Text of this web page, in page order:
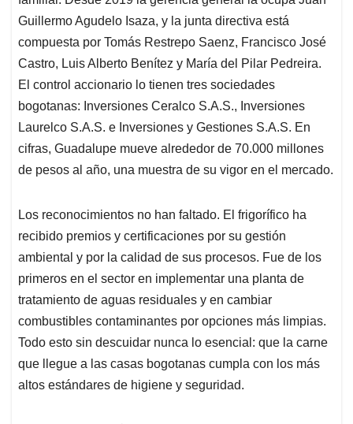
Guillermo Agudelo Isaza, y la junta directiva está
compuesta por Tomás Restrepo Saenz, Francisco José
Castro, Luis Alberto Benítez y María del Pilar Pedreira.
El control accionario lo tienen tres sociedades
bogotanas: Inversiones Ceralco S.A.S., Inversiones
Laurelco S.A.S. e Inversiones y Gestiones S.A.S. En
cifras, Guadalupe mueve alrededor de 70.000 millones
de pesos al año, una muestra de su vigor en el mercado.
Los reconocimientos no han faltado. El frigorífico ha
recibido premios y certificaciones por su gestión
ambiental y por la calidad de sus procesos. Fue de los
primeros en el sector en implementar una planta de
tratamiento de aguas residuales y en cambiar
combustibles contaminantes por opciones más limpias.
Todo esto sin descuidar nunca lo esencial: que la carne
que llegue a las casas bogotanas cumpla con los más
altos estándares de higiene y seguridad.